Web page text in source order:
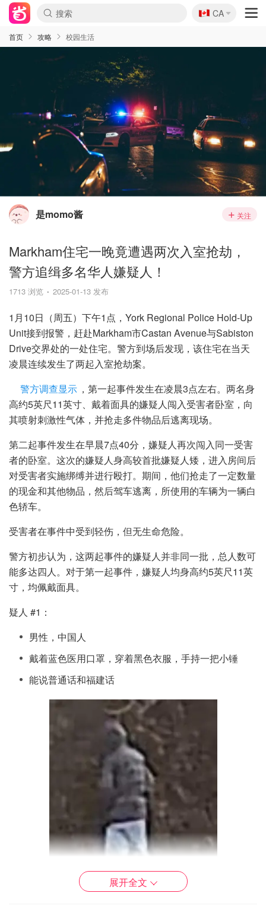
🇨🇦
CA
首页 攻略 校园生活
是momo酱 关注
Markham住宅一晚竟遭遇两次入室抢劫，
警方追缉多名华人嫌疑人！
1713 浏览 2025-01-13 发布
1月10日（周五）下午1点，York Regional Police Hold-Up
Unit接到报警，赶赴Markham市Castan Avenue与Sabiston
Drive交界处的一处住宅。警方到场后发现，该住宅在当天
凌晨连续发生了两起入室抢劫案。
警方调查显示 ，第一起事件发生在凌晨3点左右。两名身
高约5英尺11英寸、戴着面具的嫌疑人闯入受害者卧室，向
其喷射刺激性气体，并抢走多件物品后逃离现场。
第二起事件发生在早晨7点40分，嫌疑人再次闯入同一受害
者的卧室。这次的嫌疑人身高较首批嫌疑人矮，进入房间后
对受害者实施绑缚并进行殴打。期间，他们抢走了一定数量
的现金和其他物品，然后驾车逃离，所使用的车辆为一辆白
色轿车。
受害者在事件中受到轻伤，但无生命危险。
警方初步认为，这两起事件的嫌疑人并非同一批，总人数可
能多达四人。对于第一起事件，嫌疑人均身高约5英尺11英
寸，均佩戴面具。
疑人 #1：
男性，中国人
戴着蓝色医用口罩，穿着黑色衣服，手持一把小锤
能说普通话和福建话
展开全文